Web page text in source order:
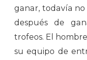
ganar, todavía
después de
trofeos. El
su equipo de